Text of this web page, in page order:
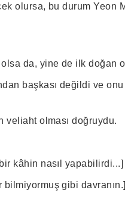
olursa, bu durum Yeon
da, yine de ilk doğan
başkası değildi ve
veliaht olması doğruydu.
kâhin nasıl yapabilirdi...]
gibi davranın.]